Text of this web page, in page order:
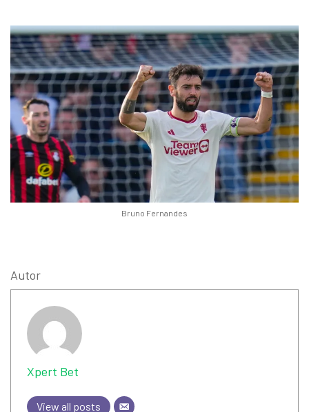
Bruno Fernandes
Autor
Xpert Bet
View all posts